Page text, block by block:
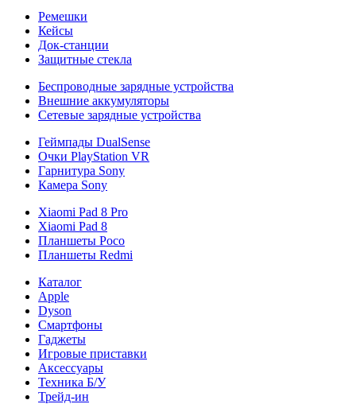
Ремешки
Кейсы
Док-станции
Защитные стекла
Беспроводные зарядные устройства
Внешние аккумуляторы
Сетевые зарядные устройства
Геймпады DualSense
Очки PlayStation VR
Гарнитура Sony
Камера Sony
Xiaomi Pad 8 Pro
Xiaomi Pad 8
Планшеты Poco
Планшеты Redmi
Каталог
Apple
Dyson
Смартфоны
Гаджеты
Игровые приставки
Аксессуары
Техника Б/У
Трейд-ин